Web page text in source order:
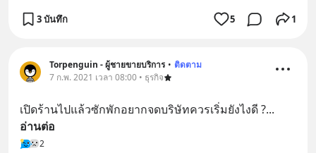
3 บันทึก 5 1
Torpenguin - ผู้ชายขายบริการ • ติดตาม
7 ก.พ. 2021 เวลา 08:00 • ธุรกิจ
เปิดร้านไปแล้วซักพักอยากจดบริษัทควรเริ่มยังไงดี ?
อ่านต่อ
2